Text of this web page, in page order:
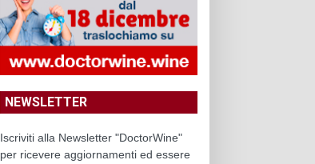
NEWSLETTER
Iscriviti alla Newsletter "DoctorWine"
per ricevere aggiornamenti ed essere